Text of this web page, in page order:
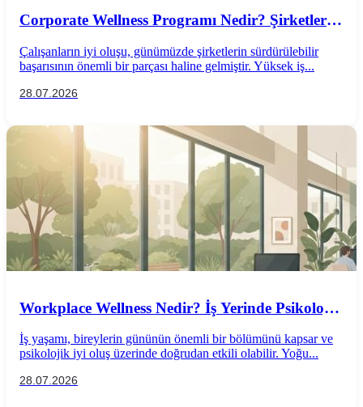
Corporate Wellness Programı Nedir? Şirketler
Çalışanların iyi oluşu, günümüzde şirketlerin sürdürülebilir
başarısının önemli bir parçası haline gelmiştir. Yüksek iş...
28.07.2026
Workplace Wellness Nedir? İş Yerinde Psikolojik
İş yaşamı, bireylerin gününün önemli bir bölümünü kapsar ve
psikolojik iyi oluş üzerinde doğrudan etkili olabilir. Yoğu...
28.07.2026